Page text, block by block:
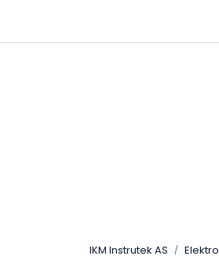
IKM Instrutek AS Elektro